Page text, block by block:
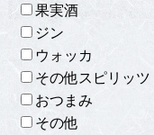
果実酒
ジン
ウォッカ
その他スピリッツ
おつまみ
その他